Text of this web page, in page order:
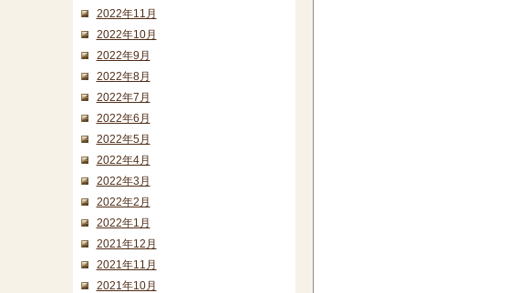
2022年11月
2022年10月
2022年9月
2022年8月
2022年7月
2022年6月
2022年5月
2022年4月
2022年3月
2022年2月
2022年1月
2021年12月
2021年11月
2021年10月